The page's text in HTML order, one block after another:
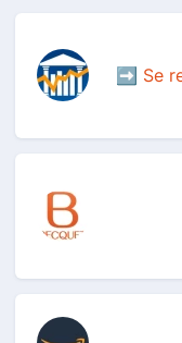
➡️ Se